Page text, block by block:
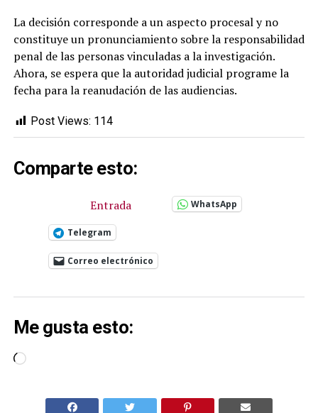
La decisión corresponde a un aspecto procesal y no
constituye un pronunciamiento sobre la responsabilidad
penal de las personas vinculadas a la investigación.
Ahora, se espera que la autoridad judicial programe la
fecha para la reanudación de las audiencias.
Post Views: 114
Comparte esto:
Entrada WhatsApp
Telegram
Correo electrónico
Me gusta esto:
Cargando...